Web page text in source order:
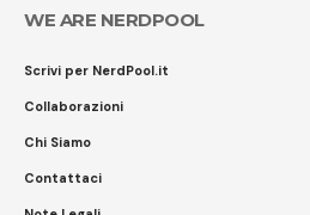
WE ARE NERDPOOL
Scrivi per NerdPool.it
Collaborazioni
Chi Siamo
Contattaci